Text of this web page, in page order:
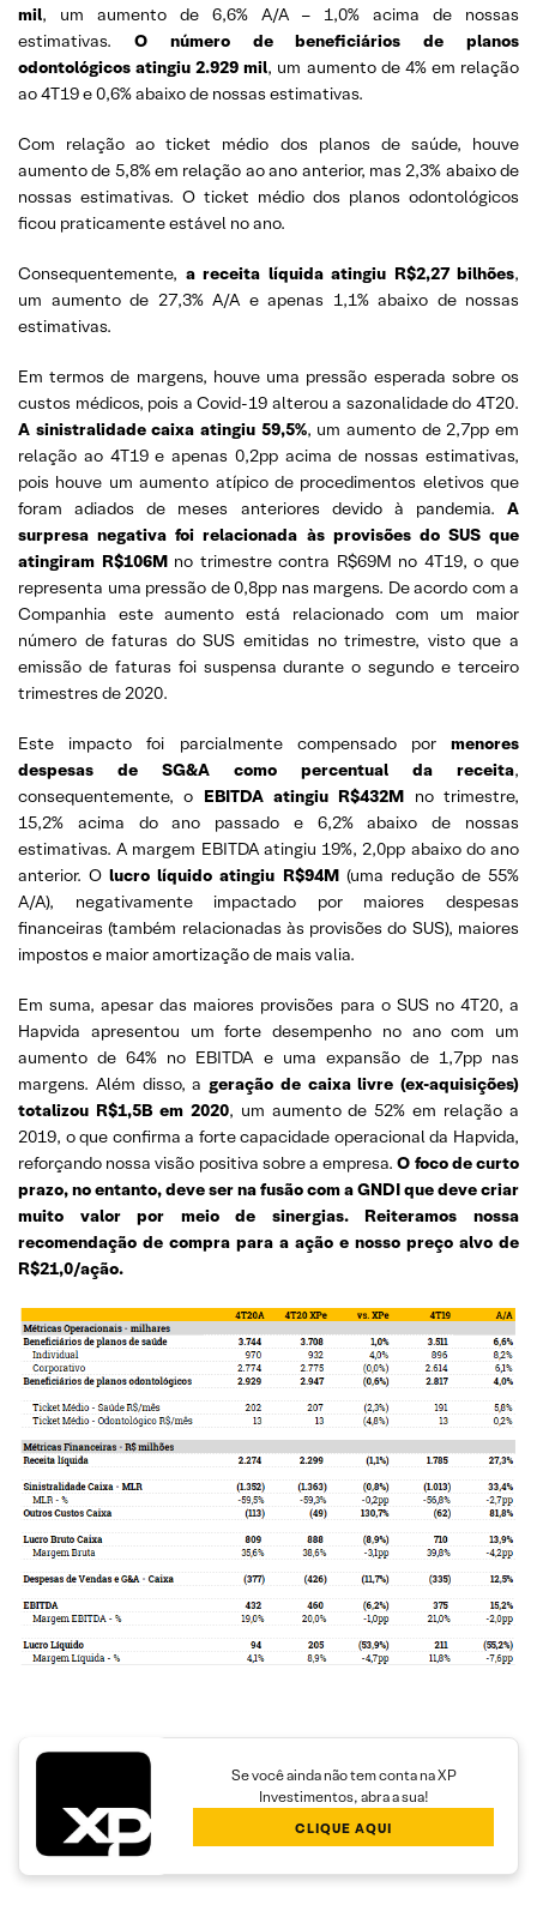
mil, um aumento de 6,6% A/A – 1,0% acima de nossas
estimativas. O número de beneficiários de planos
odontológicos atingiu 2.929 mil, um aumento de 4% em relação
ao 4T19 e 0,6% abaixo de nossas estimativas.
Com relação ao ticket médio dos planos de saúde, houve
aumento de 5,8% em relação ao ano anterior, mas 2,3% abaixo de
nossas estimativas. O ticket médio dos planos odontológicos
ficou praticamente estável no ano.
Consequentemente, a receita líquida atingiu R$2,27 bilhões,
um aumento de 27,3% A/A e apenas 1,1% abaixo de nossas
estimativas.
Em termos de margens, houve uma pressão esperada sobre os
custos médicos, pois a Covid-19 alterou a sazonalidade do 4T20.
A sinistralidade caixa atingiu 59,5%, um aumento de 2,7pp em
relação ao 4T19 e apenas 0,2pp acima de nossas estimativas,
pois houve um aumento atípico de procedimentos eletivos que
foram adiados de meses anteriores devido à pandemia. A
surpresa negativa foi relacionada às provisões do SUS que
atingiram R$106Mno trimestre contra R$69M no 4T19, o que
representa uma pressão de 0,8pp nas margens. De acordo com a
Companhia este aumento está relacionado com um maior
número de faturas do SUS emitidas no trimestre, visto que a
emissão de faturas foi suspensa durante o segundo e terceiro
trimestres de 2020.
Este impacto foi parcialmente compensado por menores
despesas de SG&A
como percentual da receita,
consequentemente, o EBITDA atingiu R$432M no trimestre,
15,2% acima do ano passado e 6,2% abaixo de nossas
estimativas. A margem EBITDA atingiu 19%, 2,0pp abaixo do ano
anterior. Olucro líquido atingiu R$94M(uma redução de 55%
A/A), negativamente impactado por maiores despesas
financeiras (também relacionadas às provisões do SUS), maiores
impostos e maior amortização de mais valia.
Em suma, apesar das maiores provisões para o SUS no 4T20, a
Hapvida apresentou um forte desempenho no ano com um
aumento de 64% no EBITDA e uma expansão de 1,7pp nas
margens. Além disso, a geração de caixa livre (ex-aquisições)
totalizou R$1,5B em 2020, um aumento de 52% em relação a
2019, o que confirma a forte capacidade operacional da Hapvida,
reforçando nossa visão positiva sobre a empresa.O foco de curto
prazo, no entanto, deve ser na fusão com a GNDI que deve criar
muito valor por meio de sinergias. Reiteramos nossa
recomendação de compra para a ação e nosso preço alvo de
R$21,0/ação.
Se você ainda não tem conta na XP
Investimentos, abra a sua!
CLIQUE AQUI